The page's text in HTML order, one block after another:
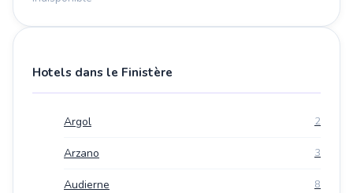
Hotels dans le Finistère
Argol 2
Arzano 3
Audierne 8